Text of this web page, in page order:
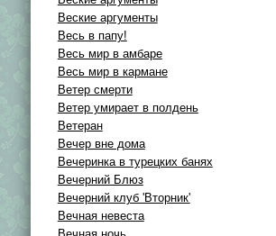
Веские аргументы
Весь в папу!
Весь мир в амбаре
Весь мир в кармане
Ветер смерти
Ветер умирает в полдень
Ветеран
Вечер вне дома
Вечеринка в турецких банях
Вечерний Блюз
Вечерний клуб 'Вторник'
Вечная невеста